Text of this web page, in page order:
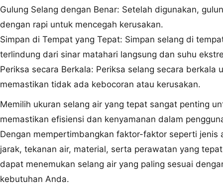
Gulung Selang dengan Benar: Setelah digunakan,
dengan rapi untuk mencegah kerusakan.
Simpan di Tempat yang Tepat: Simpan selang di
terlindung dari sinar matahari langsung dan suhu
Periksa secara Berkala: Periksa selang secara berkala
memastikan tidak ada kebocoran atau kerusakan.
Memilih ukuran selang air yang tepat sangat penting
memastikan efisiensi dan kenyamanan dalam
Dengan mempertimbangkan faktor-faktor seperti jenis
jarak, tekanan air, material, serta perawatan yang
dapat menemukan selang air yang paling sesuai
kebutuhan Anda.